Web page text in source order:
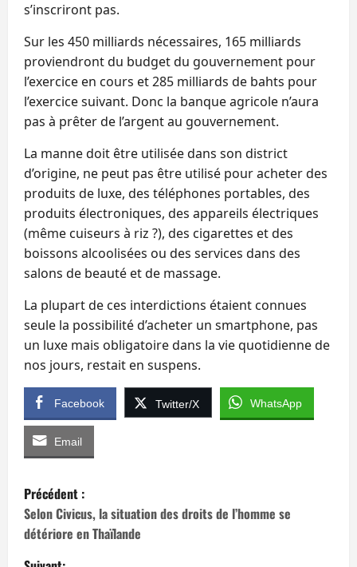
s’inscriront pas.
Sur les 450 milliards nécessaires, 165 milliards
proviendront du budget du gouvernement pour
l’exercice en cours et 285 milliards de bahts pour
l’exercice suivant. Donc la banque agricole n’aura
pas à prêter de l’argent au gouvernement.
La manne doit être utilisée dans son district
d’origine, ne peut pas être utilisé pour acheter des
produits de luxe, des téléphones portables, des
produits électroniques, des appareils électriques
(même cuiseurs à riz ?), des cigarettes et des
boissons alcoolisées ou des services dans des
salons de beauté et de massage.
La plupart de ces interdictions étaient connues
seule la possibilité d’acheter un smartphone, pas
un luxe mais obligatoire dans la vie quotidienne de
nos jours, restait en suspens.
Facebook Twitter/X WhatsApp
Email
N
a
v
Précédent :
Selon Civicus, la situation des droits de l’homme se
détériore en Thaïlande